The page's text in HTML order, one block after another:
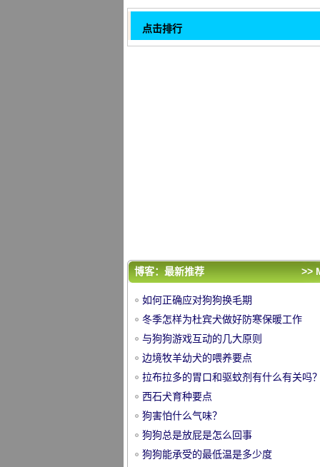
中
点击排行
评论排行
边境牧羊幼犬的喂养要点
拉布拉多的胃口和驱蚊剂有什么有关吗
西石犬育种要点
狗害怕什么气味？
狗狗总是放屁是怎么回事
狗狗能承受的最低温是多少度
博客：最新推荐 >>
如何正确应对狗狗换毛期
冬季怎样为杜宾犬做好防寒保暖工作
与狗狗游戏互动的几大原则
边境牧羊幼犬的喂养要点
拉布拉多的胃口和驱蚊剂有什么有关吗
西石犬育种要点
狗害怕什么气味？
狗狗总是放屁是怎么回事
狗狗能承受的最低温是多少度